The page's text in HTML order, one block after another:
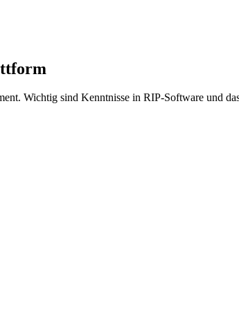
Wichtig sind Kenntnisse in RIP-Software und